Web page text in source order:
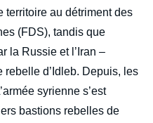
territoire au détriment des
(FDS), tandis que
la Russie et l’Iran –
d’Idleb. Depuis, les
syrienne s’est
bastions rebelles de